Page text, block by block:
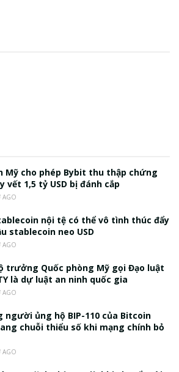
Mỹ cho phép Bybit thu thập chứng
vết 1,5 tỷ USD bị đánh cắp
AGO
nội tệ có thể vô tình thúc đẩy
stablecoin neo USD
AGO
trưởng Quốc phòng Mỹ gọi Đạo luật
là dự luật an ninh quốc gia
AGO
người ủng hộ BIP-110 của Bitcoin
chuỗi thiểu số khi mạng chính bỏ
AGO